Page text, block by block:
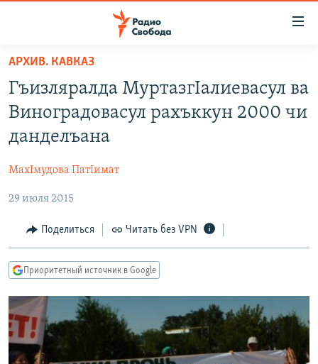
упрощенного
доступа
Вернуться
основному
Вернутся
навигации
Вернутся
поиску
ПОДКАСТЫ
АВТОРСКИЕ ПРОЕКТЫ
МНЕНИЯ
КУЛЬТУРА
IDEL.РЕАЛИИ
СЕВЕР.РЕАЛИИ
СИБИРЬ.РЕАЛИИ
РАСПИСАНИЕ ВЕЩАНИЯ
ПОДПИШИТЕСЬ НА РАССЫЛКУ
АРХИВ. КАВКАЗ
Гъизляралда МуртазгIалиевасул ва
Виноградовасул рахъккун 2000 чи
данделъана
МахIмудова ПатIимат
29 июля 2015
Поделиться Читать без VPN
Приоритетный источник в Google